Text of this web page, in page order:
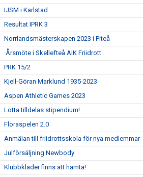
IJSM i Karlstad
Resultat IPRK 3
Norrlandsmästerskapen 2023 i Piteå
Årsmöte i Skellefteå AIK Friidrott
PRK 15/2
Kjell-Göran Marklund 1935-2023
Aspen Athletic Games 2023
Lotta tilldelas stipendium!
Floraspelen 2.0
Anmälan till friidrottsskola för nya medlemmar
Julförsäljning Newbody
Klubbkläder finns att hämta!